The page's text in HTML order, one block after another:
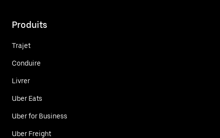
Produits
Trajet
Conduire
Livrer
Uber Eats
Uber for Business
Uber Freight